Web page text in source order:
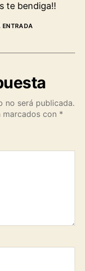
te bendiga!!
ENTRADA
no será publicada.
con *